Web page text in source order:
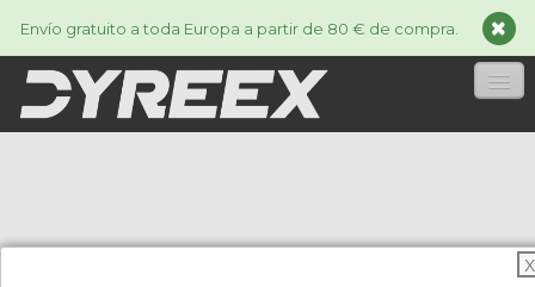
Envío gratuito a toda Europa a partir de 80 € de compra.
X